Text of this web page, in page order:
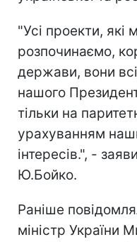
"Усі проекти, які
розпочинаємо,
держави, вони
нашого
тільки на
урахуванням
інтересів.", -
Ю.Бойко.
Раніше
міністр України